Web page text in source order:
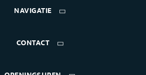
NAVIGATIE
CONTACT